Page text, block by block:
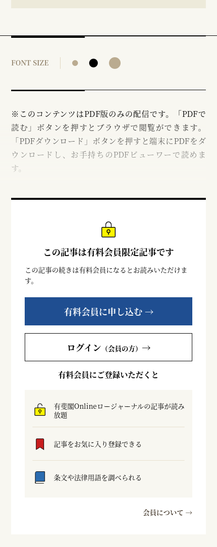
FONT SIZE
※このコンテンツはPDF版のみの配信です。「PDFで
読む」ボタンを押すとブラウザで閲覧ができます。
「PDFダウンロード」ボタンを押すと端末にPDFをダ
ウンロードし、お手持ちのPDFビューワーで読めま
す。
この記事は有料会員限定記事です
この記事の続きは有料会員になるとお読みいただけま
す。
有料会員に申し込む →
ログイン （会員の方） →
有料会員にご登録いただくと
有斐閣Onlineロージャーナルの記事が読み
放題
記事をお気に入り登録できる
条文や法律用語を調べられる
会員について →